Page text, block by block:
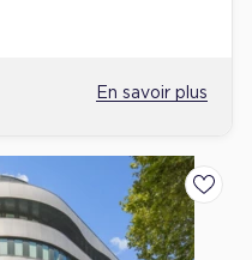
En savoir plus